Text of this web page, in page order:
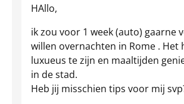
HAllo,
ik zou voor 1 week (auto) gaarne
willen overnachten in Rome . Het
luxueus te zijn en maaltijden
in de stad.
Heb jij misschien tips voor mij